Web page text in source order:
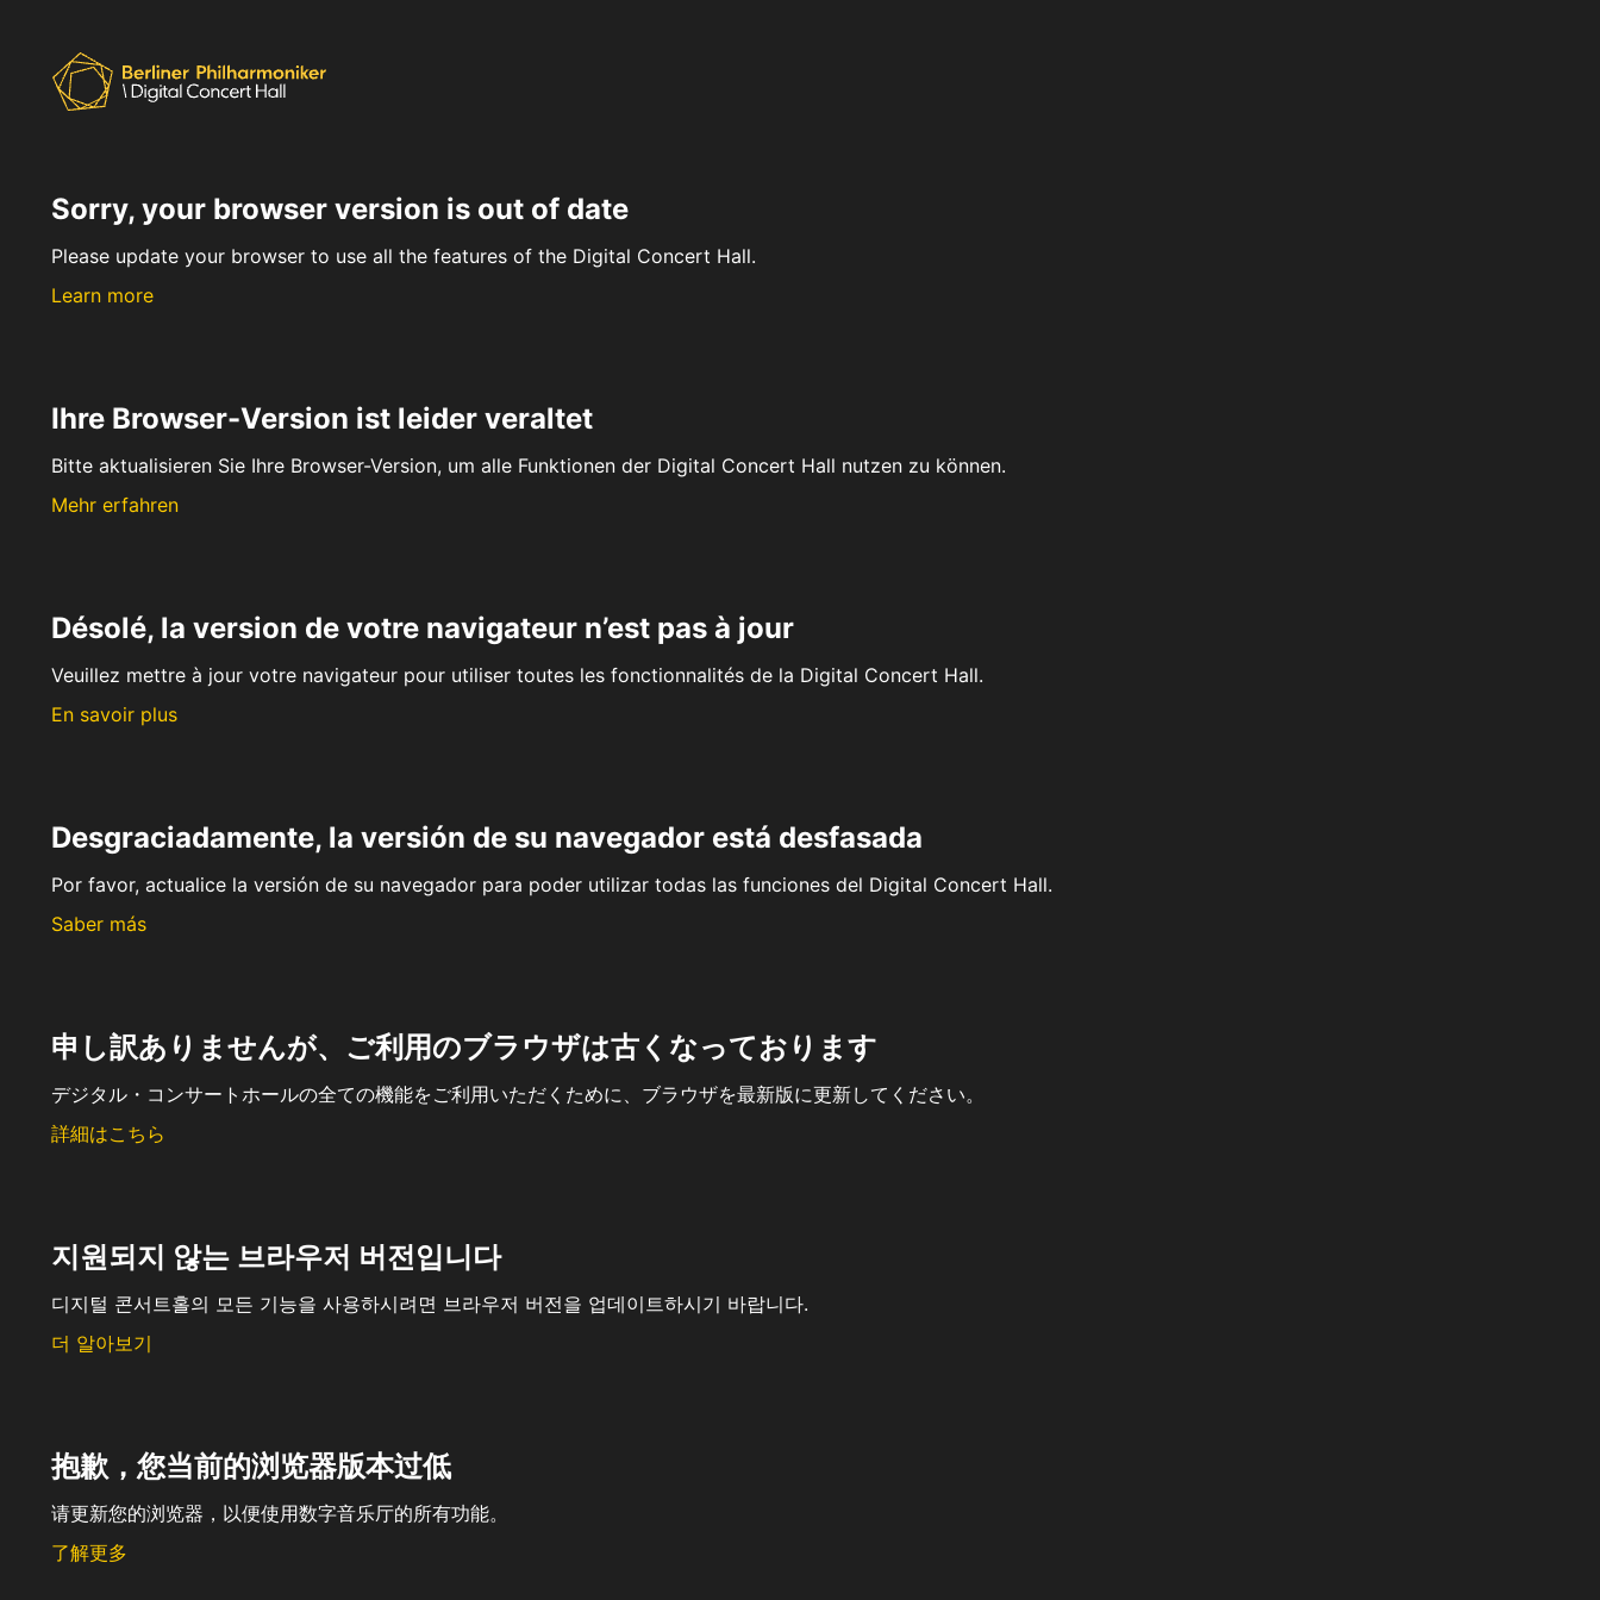
Sorry, your browser version is out of date
Please update your browser to use all the features of the Digital Concert Hall.
Learn more
Ihre Browser-Version ist leider veraltet
Bitte aktualisieren Sie Ihre Browser-Version, um alle Funktionen der Digital Concert Hall nutzen zu können.
Mehr erfahren
Désolé, la version de votre navigateur n’est pas à jour
Veuillez mettre à jour votre navigateur pour utiliser toutes les fonctionnalités de la Digital Concert Hall.
En savoir plus
Desgraciadamente, la versión de su navegador está desfasada
Por favor, actualice la versión de su navegador para poder utilizar todas las funciones del Digital Concert Hall.
Saber más
申し訳ありませんが、ご利用のブラウザは古くなっております
デジタル・コンサートホールの全ての機能をご利用いただくために、ブラウザを最新版に更新してください。
詳細はこちら
지원되지 않는 브라우저 버전입니다
디지털 콘서트홀의 모든 기능을 사용하시려면 브라우저 버전을 업데이트하시기 바랍니다.
더 알아보기
抱歉，您当前的浏览器版本过低
请更新您的浏览器，以便使用数字音乐厅的所有功能。
了解更多